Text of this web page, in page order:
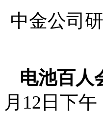
中金公司
电池百人
月12日下